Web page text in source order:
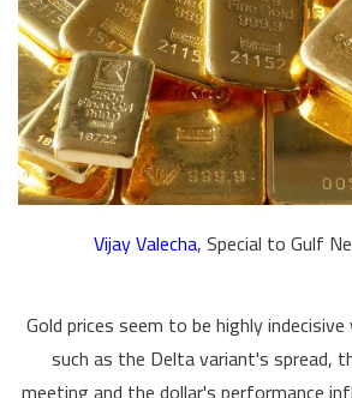
Vijay Valecha, Special to Gulf
Gold prices seem to be highly
such as the Delta variant's spread,